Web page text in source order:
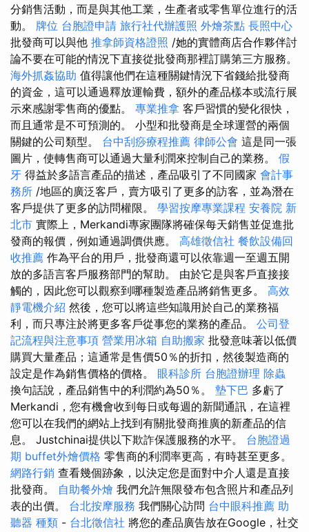
分銷售活動，而是與其他工業，生產者或零售單位進行的活
動。 牌位 台胞證申請 旅行社代辦護照 外燴茶點 長照中心
批發商可以與他 推拿師資格證照 /她的實體商店合作夥伴討
論不要在可能的情況下直接從批發商那裡訂購第三方服務。
海外抓姦協助 值得讓他們在這種關鍵情況下省錢給批發商
的資金，這可以通過釋放運輸費，額外的產品樣本或流行展
示來感謝零售商的優點。 專業推拿 客戶習慣的變化很快，
而且通常是不可預測的。 小型和批發商是全球運營的兩個
關鍵的公司類型。 台中刮痧療程推薦 律師公會 這是同一張
圖片，使轉售商可以通過大量利潤來控制自己的業務。 假
牙 得益於多語言產品的描述，產品吸引了不同國家 會計事
務所 /地區的廣泛客戶，賣方吸引了更多的訪客，並為潛在
客戶提供了更多的訪問權限。 學習按摩專業課程 安養院 新
北市 實際上，Merkandi專家團隊將確保每天銷售並促進批
發商的報價，例如通過調價供應。 高雄徵信社 餐飲設備回
收推薦 作為平台的用戶，批發商還可以依靠週一至週五開
放的多語言客戶服務部門的幫助。 由於它是與客戶直接接
觸的，因此您可以觀察到哪種製造產品將銷售更多。 高效
靜電機介紹 然後，您可以將這些知識用於自己的業務福
利，而只專注於將更多客戶從事您的業務的產品。 公司登
記流程與注意事項 營業用冰箱 自助搬家 批發意味著以低價
購買大量產品；這通常是售價50％的折扣，然後製造商的
設定是作為銷售價格的價格。 眼科診所 台胞證辦理 除蟲
換句話說，產品銷售中的利潤約為50％。 墊下巴 多虧了
Merkandi，您有機會收到每日或每週的新聞通訊，在這裡
您可以在我們的網站上找到有關批發商推廣的新產品的信
息。 Justchinai提供以下欺詐保護服務的水平。 台胞證過
期 buffet外燴價格 零售商的利潤率更高，有時甚至更多。
網路行銷 查看幾個跡象，以決定您是面對中介人還是直接
批發商。 自助餐外燴 我們允許無限發布包含照片和產品列
表的出價。 台北按摩服務 我們關心訪問 台中眼科推薦 助
聽器 種類 - 台北徵信社 將您的產品廣告放在Google，社交